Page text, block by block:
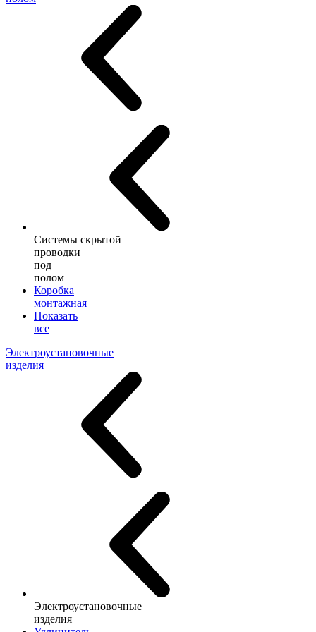
Системы скрытой
проводки
под
полом
Коробка
монтажная
Показать
все
Электроустановочные
изделия
Электроустановочные
изделия